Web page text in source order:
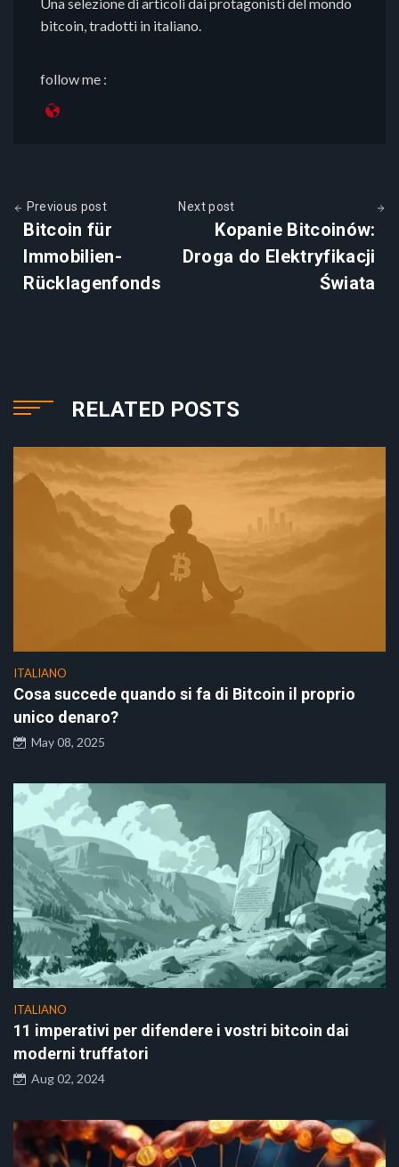
bitcoin, tradotti in italiano.
follow me :
Previous post
Bitcoin für
Immobilien-
Rücklagenfonds
Next post
Kopanie Bitcoinów:
Droga do Elektryfikacji
Świata
RELATED POSTS
ITALIANO
Cosa succede quando si fa di Bitcoin il proprio
unico denaro?
May 08, 2025
ITALIANO
11 imperativi per difendere i vostri bitcoin dai
moderni truffatori
Aug 02, 2024